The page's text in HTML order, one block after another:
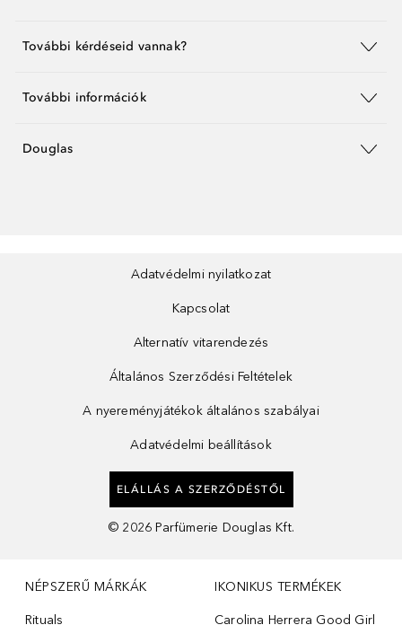
További kérdéseid vannak?
További információk
Douglas
Adatvédelmi nyilatkozat
Kapcsolat
Alternatív vitarendezés
Általános Szerződési Feltételek
A nyereményjátékok általános szabályai
Adatvédelmi beállítások
ELÁLLÁS A SZERZŐDÉSTŐL
© 2026 Parfümerie Douglas Kft.
NÉPSZERŰ MÁRKÁK
Rituals
IKONIKUS TERMÉKEK
Carolina Herrera Good Girl